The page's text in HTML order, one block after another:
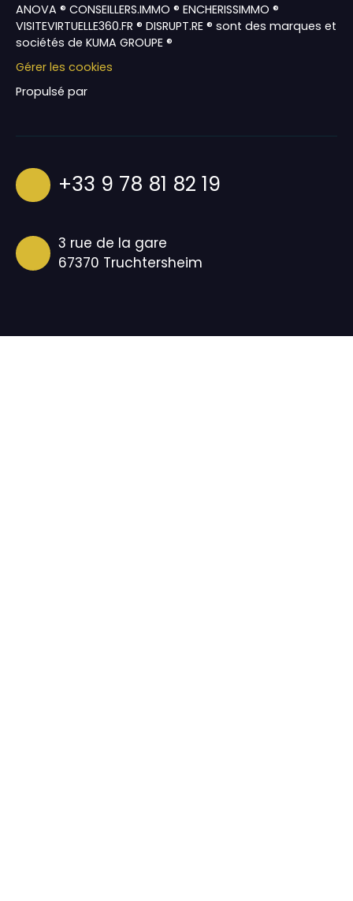
ANOVA ® CONSEILLERS.IMMO ® ENCHERISSIMMO ®
VISITEVIRTUELLE360.FR ® DISRUPT.RE ® sont des marques et
sociétés de KUMA GROUPE ®
Gérer les cookies
Propulsé par
+33 9 78 81 82 19
3 rue de la gare
67370 Truchtersheim